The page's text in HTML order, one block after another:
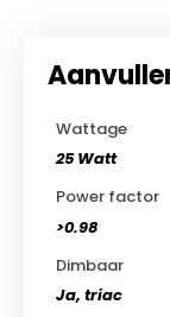
Wattage
25 Watt
Power factor
>0.98
Dimbaar
Ja, triac